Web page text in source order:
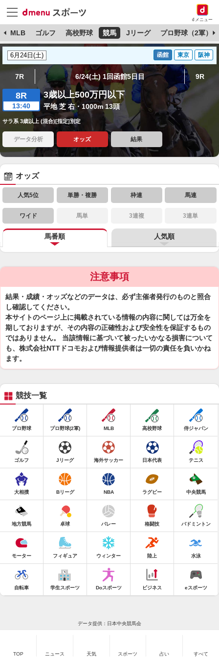
dメニュー
MLB ゴルフ 高校野球 競馬 Jリーグ プロ野球（2軍）
函館 東京 阪神
7R 6/24(土) 1回函館5日目 9R
8R
13:40
3歳以上500万円以下
平地 芝 右・1000m 13頭
サラ系 3歳以上 (混合)[指定]別定
データ分析 オッズ 結果
オッズ
人気5位 単勝・複勝 枠連 馬連
ワイド 馬単 3連複 3連単
馬番順 人気順
注意事項
結果・成績・オッズなどのデータは、必ず主催者発行のものと照合
し確認してください。
本サイトのページ上に掲載されている情報の内容に関しては万全を
期しておりますが、その内容の正確性および安全性を保証するもの
ではありません。 当該情報に基づいて被ったいかなる損害について
も、株式会社NTTドコモおよび情報提供者は一切の責任を負いかね
ます。
競技一覧
プロ野球 プロ野球(2軍) MLB 高校野球 侍ジャパン
ゴルフ Jリーグ 海外サッカー 日本代表 テニス
大相撲 Bリーグ NBA ラグビー 中央競馬
地方競馬 卓球 バレー 格闘技 バドミントン
モーター フィギュア ウィンター 陸上 水泳
自転車 学生スポーツ Doスポーツ ビジネス eスポーツ
データ提供：日本中央競馬会
TOP ニュース 天気 スポーツ 占い すべて